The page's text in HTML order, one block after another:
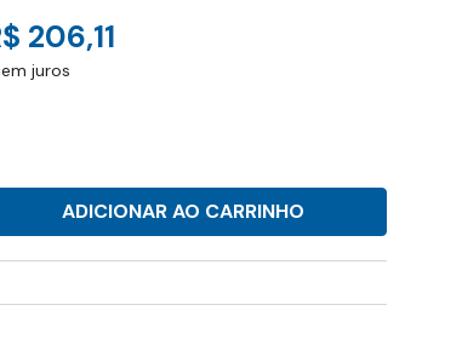
206,11
juros
ADICIONAR AO CARRINHO